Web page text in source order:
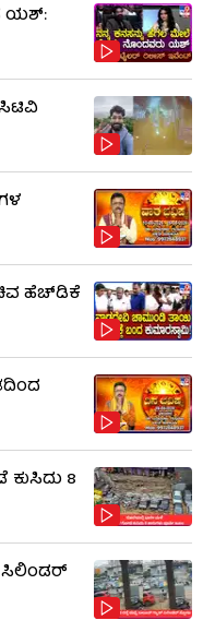
ಯಶ್:
ಹೆಚ್​​ಡಿಕೆ
8
ಸಿಲಿಂಡರ್